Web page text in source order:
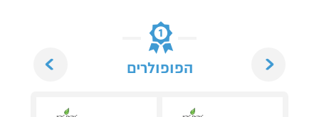
הפופולרים